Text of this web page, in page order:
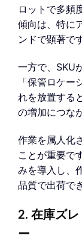
ロットで多頻
傾向は、特に
ンドで顕著です
一方で、SKU
「保管ロケ
れを放置する
の増加につな
作業を属人化
ことが重要で
みを導入し、
品質で出荷で
2. 在庫ズ
ー